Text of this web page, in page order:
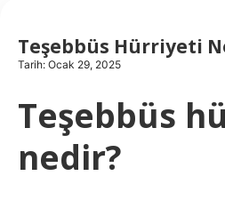
Hakkımızda
Teşebbüs Hürriyeti
Tarih: Ocak 29, 2025
Teşebbüs
nedir?